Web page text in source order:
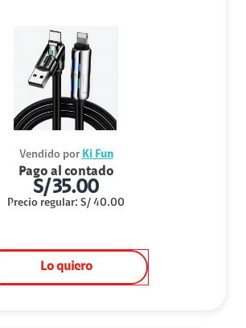
Vendido por Ki Fun
Pago al contado
S/35.00
Precio regular: S/ 40.00
Lo quiero